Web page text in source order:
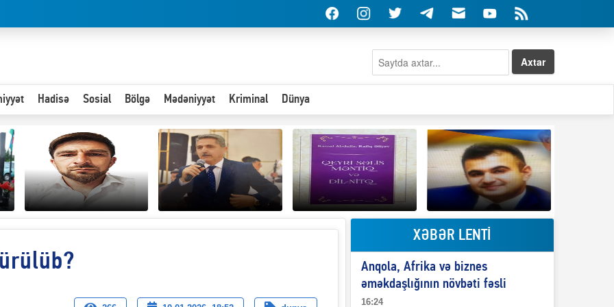
Axtar
Hadisə Sosial Bölgə Mədəniyyət Kriminal Dünya
Paytaxta giriş vizası —
"Xoş gəldin, cibində
“Qeyri-səlis məntiq və
dil-nitq” elmimizə
Elşad Abdullayevin
erməniləri
maliyyələşdirən oğlu
niyə Azərbaycana
ekstradisiya olunmur?
XƏBƏR LENTİ
Anqola, Afrika və biznes
əməkdaşlığının növbəti fəsli
16:24